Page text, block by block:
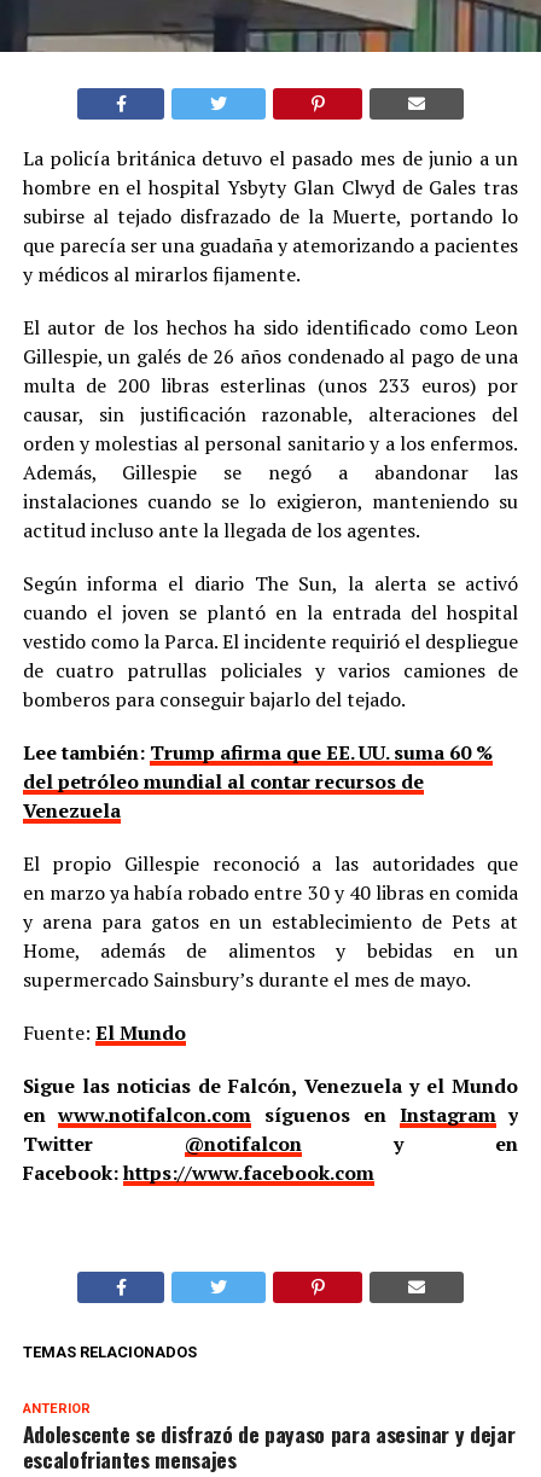
La policía británica detuvo el pasado mes de junio a un
hombre en el hospital Ysbyty Glan Clwyd de Gales tras
subirse al tejado disfrazado de la Muerte, portando lo
que parecía ser una guadaña y atemorizando a pacientes
y médicos al mirarlos fijamente.
El autor de los hechos ha sido identificado como Leon
Gillespie, un galés de 26 años condenado al pago de una
multa de 200 libras esterlinas (unos 233 euros) por
causar, sin justificación razonable, alteraciones del
orden y molestias al personal sanitario y a los enfermos.
Además, Gillespie se negó a abandonar las
instalaciones cuando se lo exigieron, manteniendo su
actitud incluso ante la llegada de los agentes.
Según informa el diario The Sun, la alerta se activó
cuando el joven se plantó en la entrada del hospital
vestido como la Parca. El incidente requirió el despliegue
de cuatro patrullas policiales y varios camiones de
bomberos para conseguir bajarlo del tejado.
Lee también: Trump afirma que EE. UU. suma 60 %
del petróleo mundial al contar recursos de
Venezuela
El propio Gillespie reconoció a las autoridades que
en marzo ya había robado entre 30 y 40 libras en comida
y arena para gatos en un establecimiento de Pets at
Home, además de alimentos y bebidas en un
supermercado Sainsbury’s durante el mes de mayo.
Fuente: El Mundo
Sigue las noticias de Falcón, Venezuela y el Mundo
enwww.notifalcon.com síguenos en Instagramy
Twitter @notifalcony en
Facebook:https://www.facebook.com
TEMAS RELACIONADOS
ANTERIOR
Adolescente se disfrazó de payaso para asesinar y dejar
escalofriantes mensajes